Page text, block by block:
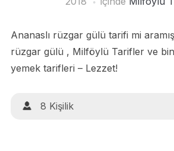
Ananaslı rüzgar gülü tarifi mi
rüzgar gülü , Milföylü Tarifler ve
yemek tarifleri – Lezzet!
8 Kişilik